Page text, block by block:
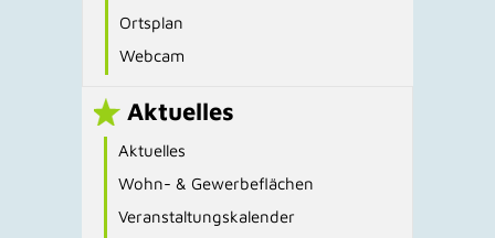
Ortsplan
Webcam
Aktuelles
Aktuelles
Wohn- & Gewerbeflächen
Veranstaltungskalender